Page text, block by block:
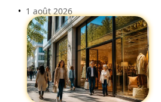
1 août 2026